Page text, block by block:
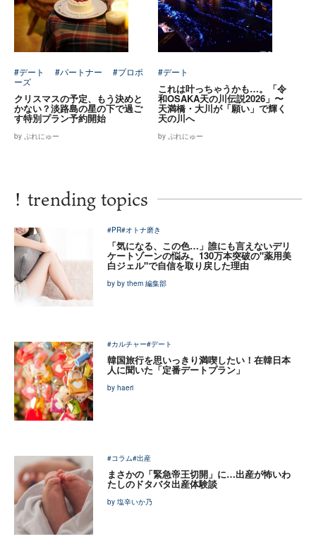
#デート #パートナー
#プロポ
ーズ
クリスマスの予定、もう決めと
かない？淡路島の星の下で過ご
す特別プラン予約開始
by ぷれにゅー
#デート
これは叶っちゃうかも…。「令
和OSAKA天の川伝説2026」〜
天満橋・大川が「願い」で輝く
天の川へ
by ぷれにゅー
! trending topics
#PR#オトナ磨き
「気になる、この色…」誰にも言えないデリ
ケートゾーンの悩み。130万本突破の"薬用美
白ジェル"で自信を取り戻した理由
by by them 編集部
#カルチャー#デート
韓国旅行を思いっきり満喫したい！在韓日本
人に聞いた「定番デートプラン」
by haeri
#コラム#出産
まさかの「緊急帝王切開」に…出産が怖いわ
たしのドタバタ出産体験談
by 塩辛いか乃